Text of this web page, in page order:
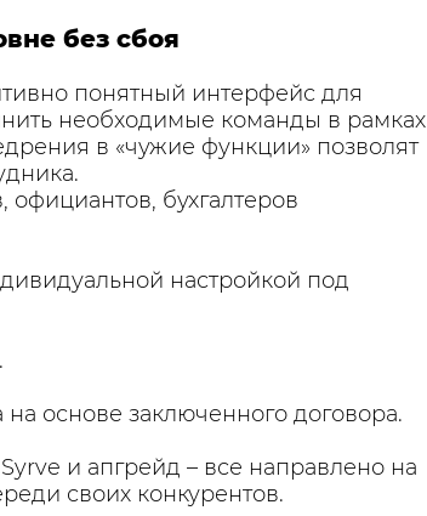
без сбоя
понятный интерфейс для
необходимые команды в рамках
в «чужие функции» позволят
бухгалтеров
настройкой под
основе заключенного договора.
и апгрейд – все направлено на
своих конкурентов.